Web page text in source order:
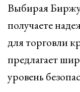
Выбирая
получаете
для торговли
предлагает
уровень